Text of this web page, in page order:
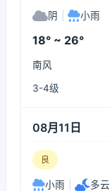
阴 小雨
18° ~ 26°
南风
3-4级
08月11日
良
小雨 多云